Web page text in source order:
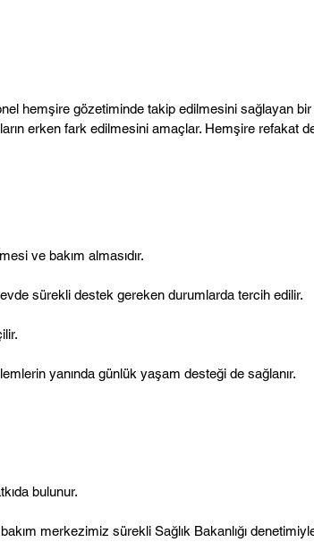
hemşire gözetiminde takip edilmesini sağlayan bir
erken fark edilmesini amaçlar. Hemşire refakat
ve bakım almasıdır.
sürekli destek gereken durumlarda tercih edilir.
yanında günlük yaşam desteği de sağlanır.
bulunur.
merkezimiz sürekli Sağlık Bakanlığı